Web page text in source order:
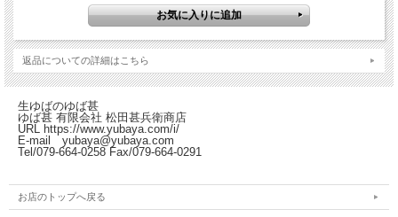
返品についての詳細はこちら
生ゆばのゆば甚
ゆば甚 有限会社 松田甚兵衛商店
URL https://www.yubaya.com/i/
E-mail yubaya@yubaya.com
Tel/079-664-0258 Fax/079-664-0291
お店のトップへ戻る